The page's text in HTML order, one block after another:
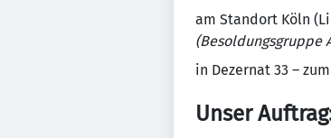
am Standort Köln
(Besoldungsgruppe
in Dezernat 33 –
Unser